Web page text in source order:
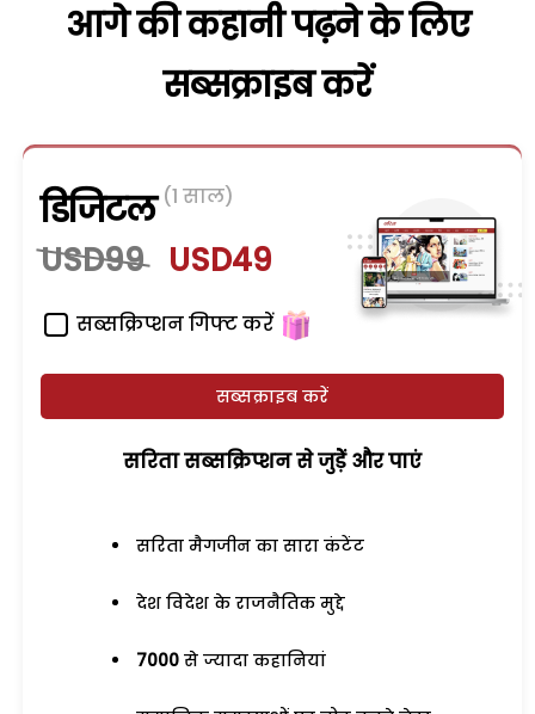
आगे की कहानी पढ़ने के लिए
सब्सक्राइब करें
डिजिटल (1 साल)
USD99 USD49
सब्सक्रिप्शन गिफ्ट करें
सब्सक्राइब करें
सरिता सब्सक्रिप्शन से जुड़ेें और पाएं
सरिता मैगजीन का सारा कंटेंट
देश विदेश के राजनैतिक मुद्दे
7000 से ज्यादा कहानियां